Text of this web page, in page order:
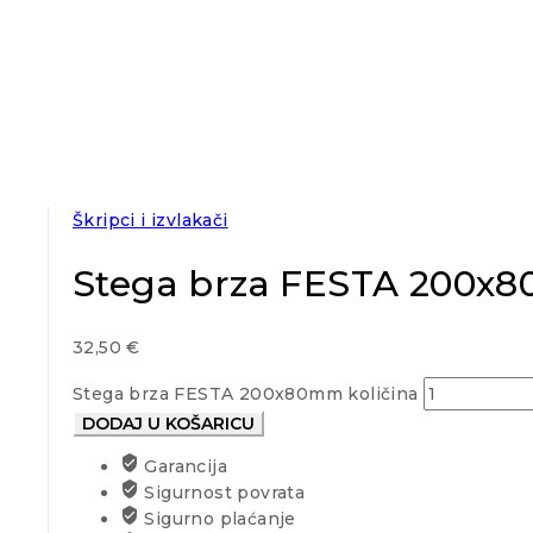
Škripci i izvlakači
Stega brza FESTA
32,50€
Stega brza FESTA 200x80mm količina
DODAJ U KOŠARICU
Garancija
Sigurnost povrata
Sigurno plaćanje